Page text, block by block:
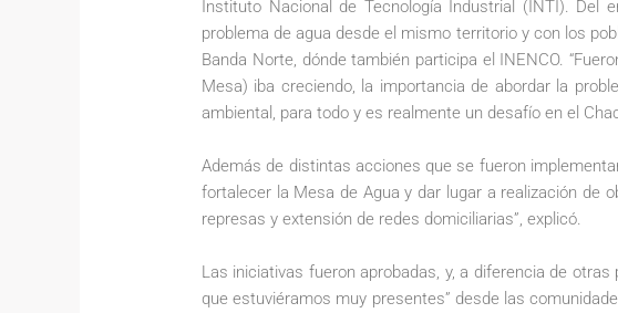
Instituto Nacional de Tecnología Industrial (INTI). Del
problema de agua desde el mismo territorio y con los
Banda Norte, dónde también participa el INENCO.
Mesa) iba creciendo, la importancia de abordar la
ambiental, para todo y es realmente un desafío en el
Además de distintas acciones que se fueron
fortalecer la Mesa de Agua y dar lugar a realización de
represas y extensión de redes domiciliarias”, explicó.
Las iniciativas fueron aprobadas, y, a diferencia de
que estuviéramos muy presentes” desde las